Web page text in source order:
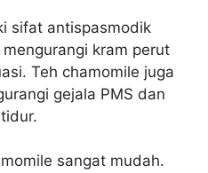
sifat antispasmodik
kram perut
Teh chamomile juga
gejala PMS dan
sangat mudah.